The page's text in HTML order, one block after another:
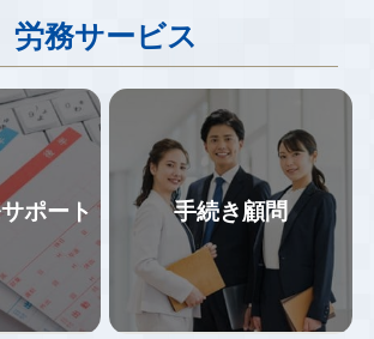
労務サービス
ポート 手続き顧問